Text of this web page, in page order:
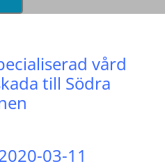
vård
till Södra
03-11